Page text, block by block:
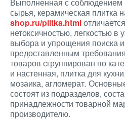
сырья, керамическая плитка
shop.ru/plitka.html
нетоксичностью, легкостью в
выбора и упрощения поиска
предоставленным
товаров сгруппирован по
и настенная, плитка для
мозаика, агломерат.
состоят из подразделов,
принадлежности товарной
производителю.